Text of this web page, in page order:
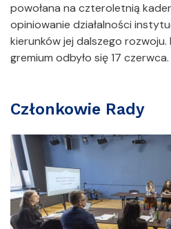
powołana na czteroletnią
opiniowanie działalności
kierunków jej dalszego
gremium odbyło się 17 czerwca.
Członkowie Rady